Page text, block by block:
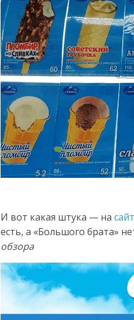
И вот какая штука — на
есть, а «Большого брата»
обзора